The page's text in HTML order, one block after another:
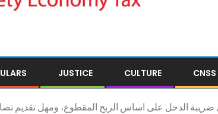
CNSS
CULTURE
JUSTICE
ضريبة الدخل على اساس الربح المقطوع، ومهل تقديم